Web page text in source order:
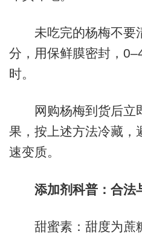
未吃完的杨梅不要
分，用保鲜膜密封，
时。
网购杨梅到货后立
果，按上述方法冷藏，
速变质。
添加剂科普：合法
甜蜜素：甜度为蔗